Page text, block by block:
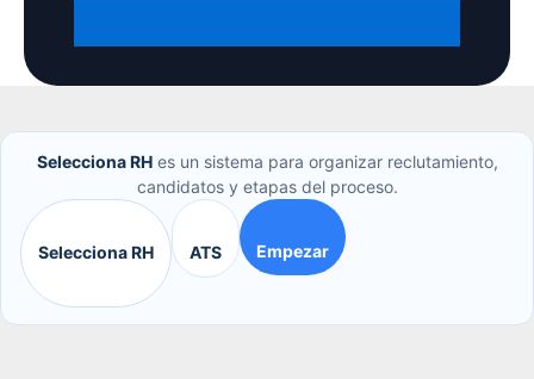
Selecciona RHes un sistema para organizar reclutamiento,
candidatos y etapas del proceso.
Selecciona RH ATS Empezar